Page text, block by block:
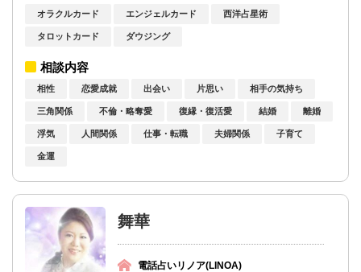
オラクルカード エンジェルカード 西洋占星術
タロットカード ダウジング
相談内容
相性 恋愛成就 出会い 片思い 相手の気持ち
三角関係 不倫・略奪愛 復縁・復活愛 結婚 離婚
浮気 人間関係 仕事・転職 夫婦関係 子育て
金運
舞華
電話占いリノア(LINOA)